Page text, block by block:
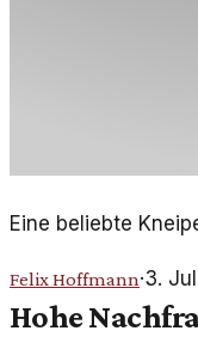
Eine beliebte
Felix Hoffmann·3.
Hohe